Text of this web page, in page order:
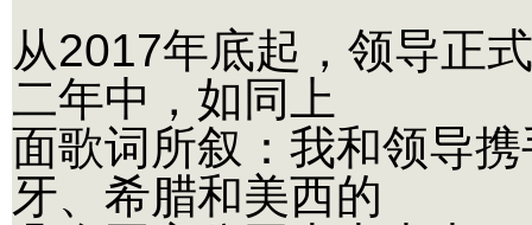
从2017年底起，领导正
二年中，如同上
面歌词所叙：我和领导
牙、希腊和美西的